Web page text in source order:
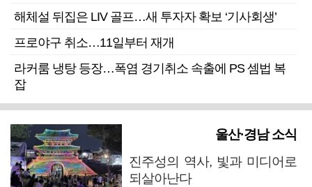
해체설 뒤집은 LIV 골프…새 투자자 확보 ‘기사회생’
프로야구 취소…11일부터 재개
라커룸 냉탕 등장…폭염 경기취소 속출에 PS 셈법 복
잡
울산·경남 소식
진주성의 역사, 빛과 미디어로
되살아난다